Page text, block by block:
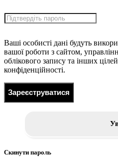
Ваші особисті дані будуть
вашої роботи з сайтом,
облікового запису та інших
конфіденційності.
Зареєструватися
Скинути пароль